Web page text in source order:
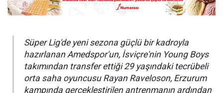
Süper Lig'de yeni sezona güçlü bir kadroyla
hazırlanan Amedspor'un, İsviçre'nin Young Boys
takımından transfer ettiği 29 yaşındaki tecrübeli
orta saha oyuncusu Rayan Raveloson, Erzurum
kampında gerçekleştirilen antrenmanın ardından